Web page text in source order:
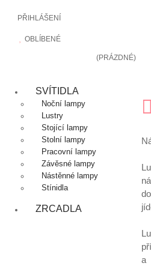
PŘIHLÁŠENÍ
OBLÍBENÉ
(PRÁZDNÉ)
SVÍTIDLA
Noční lampy
Lustry
Stojící lampy
Stolní lampy
Pracovní lampy
Závěsné lampy
Nástěnné lampy
Stínidla
ZRCADLA
do
a